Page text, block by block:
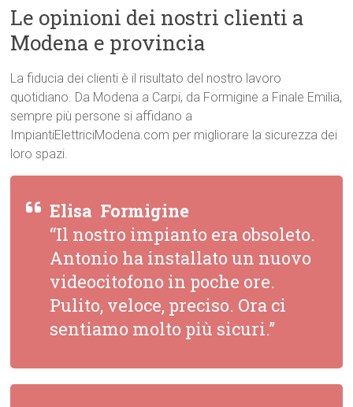
Le opinioni dei nostri clienti a
Modena e provincia
La fiducia dei clienti è il risultato del nostro lavoro
quotidiano. Da Modena a Carpi, da Formigine a Finale Emilia,
sempre più persone si affidano a
ImpiantiElettriciModena.com per migliorare la sicurezza dei
loro spazi.
Elisa  Formigine
“Il nostro impianto era obsoleto.
Antonio ha installato un nuovo
videocitofono in poche ore.
Pulito, veloce, preciso. Ora ci
sentiamo molto più sicuri.”